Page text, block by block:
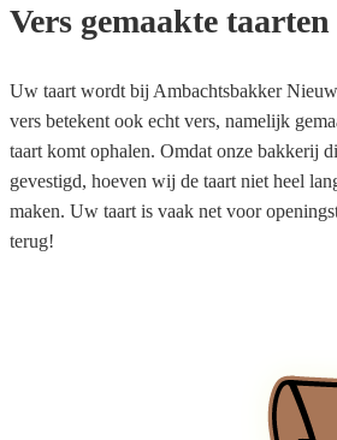
Vers gemaakte taarten
Uw taart wordt bij Ambachtsbakker
vers betekent ook echt vers, namelijk
taart komt ophalen. Omdat onze bakkerij
gevestigd, hoeven wij de taart niet heel
maken. Uw taart is vaak net voor
terug!